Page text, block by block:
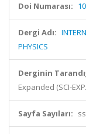
Doi Numarası:
Dergi Adı:
PHYSICS
Derginin
Expanded (SCI-
Sayfa Sayıları: